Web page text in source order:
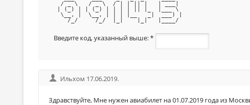
  / _ \   / _ \  / | | || |   | ___|
| (_) | | (_) | | | | || |_  |___ \
  \__, |  \__, | | | |__   _|  ___) |
    /_/     /_/  |_|    |_|   |____/
Введите код, указанный выше:*
Ильхом 17.06.2019.
Здравствуйте, Мне нужен авиабилет на 01.07.2019 года из